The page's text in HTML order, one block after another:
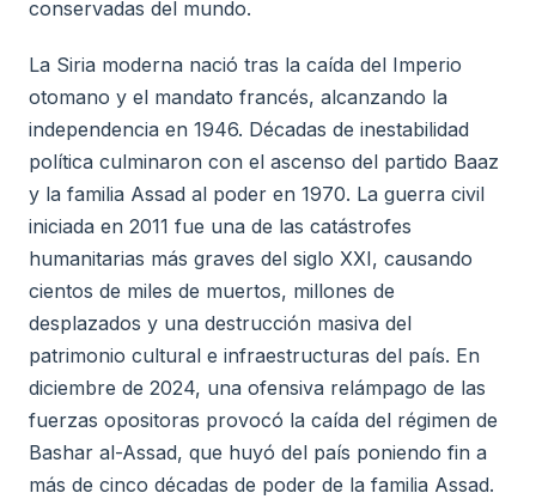
conservadas del mundo.
La Siria moderna nació tras la caída del Imperio
otomano y el mandato francés, alcanzando la
independencia en 1946. Décadas de inestabilidad
política culminaron con el ascenso del partido Baaz
y la familia Assad al poder en 1970. La guerra civil
iniciada en 2011 fue una de las catástrofes
humanitarias más graves del siglo XXI, causando
cientos de miles de muertos, millones de
desplazados y una destrucción masiva del
patrimonio cultural e infraestructuras del país. En
diciembre de 2024, una ofensiva relámpago de las
fuerzas opositoras provocó la caída del régimen de
Bashar al-Assad, que huyó del país poniendo fin a
más de cinco décadas de poder de la familia Assad.